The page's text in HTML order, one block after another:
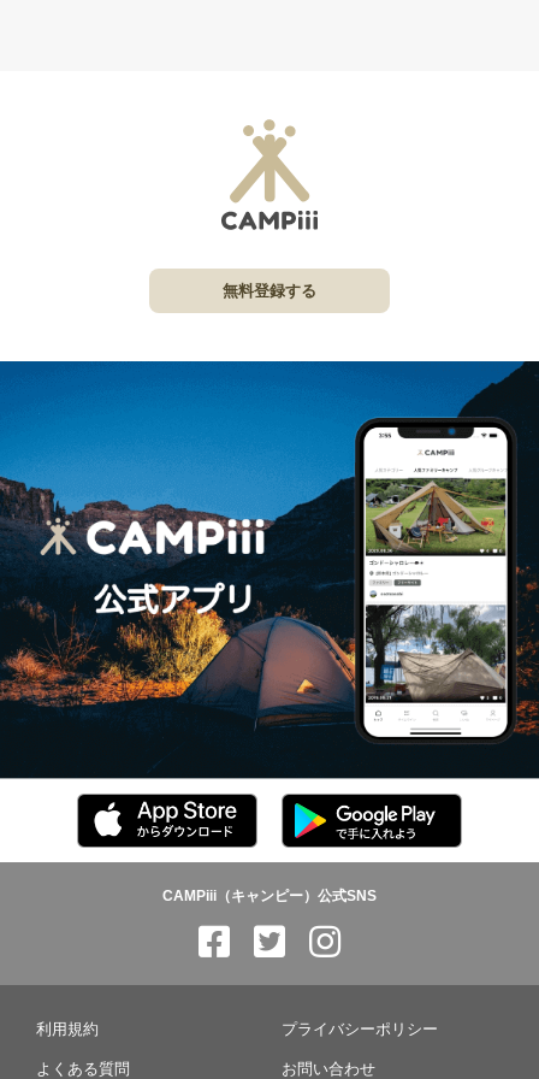
無料登録する
CAMPiii（キャンピー）公式SNS
利用規約 プライバシーポリシー
よくある質問 お問い合わせ